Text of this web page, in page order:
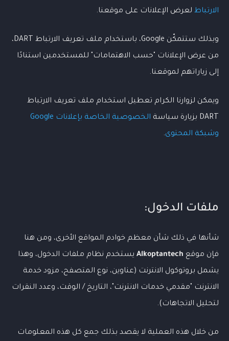
الارتباط لعرض الإعلانات على موقعنا.
وبذلك ستتمكّن Google، باستخدام ملف تعريف الارتباط DART،
من عرض الإعلانات "حسب الاهتمامات" للمستخدمين استنادًا
إلى زياراتهم لموقعنا.
ويمكن لزوارنا الكرام تعطيل استخدام ملف تعريف الارتباط
DART بزيارة سياسة
الخصوصية الخاصة بإعلانات Google
وشبكة المحتوى.
ملفات الدخول:
شأنها في ذلك شأن معظم خوادم المواقع الأخرى، ومن هنا
فإن موقع Alkoptantech يستخدم نظام ملفات الدخول، وهذا
يشمل بروتوكول الانترنت (عناوين، نوع المتصفح، مزود خدمة
الانترنت "مقدمي خدمات الانترنت"، التاريخ / الوقت، وعدد النقرات
لتحليل الاتجاهات).
من خلال هذه العملية لا يقصد بذلك جمع كل هذه المعلومات